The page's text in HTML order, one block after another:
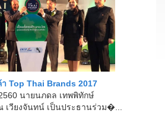
Top Thai Brands 2017
นายนภดล เทพพิทักษ์
เวียงจันทน์ เป็นประธานร่วม�...